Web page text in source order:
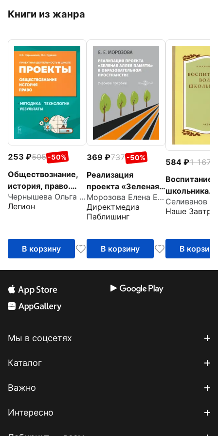
Книги из жанра
253 505 -50%
Обществознание,
история, право.
Проектная
деятельность в
результаты
Чернышева Ольга Александровна
Легион
В корзину
369 737 -50%
Реализация
проекта «Зеленая
Аллея Памяти» в
образовательном
пространстве.
Морозова Елена Евгеньевна
Директмедиа
Паблишинг
В корзину
584 1 167
Воспитание
школьника.
год
Наше Завтра
В корзину
Мы в соцсетях
Каталог
Важно
Интересно